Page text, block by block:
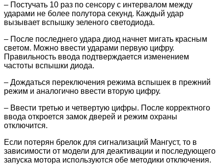
– Постучать 10 раз по сенсору с интервалом между
ударами не более полутора секунд. Каждый удар
вызывает вспышку зеленого светодиода.
– После последнего удара диод начнет мигать красным
светом. Можно ввести ударами первую цифру.
Правильность ввода подтверждается изменением
частоты вспышки диода.
– Дождаться переключения режима вспышек в прежний
режим и аналогично ввести вторую цифру.
– Ввести третью и четвертую цифры. После корректного
ввода откроется замок дверей и режим охраны
отключится.
Если потерян брелок для сигнализаций Мангуст, то в
зависимости от модели для деактивации и последующего
запуска мотора используются обе методики отключения.